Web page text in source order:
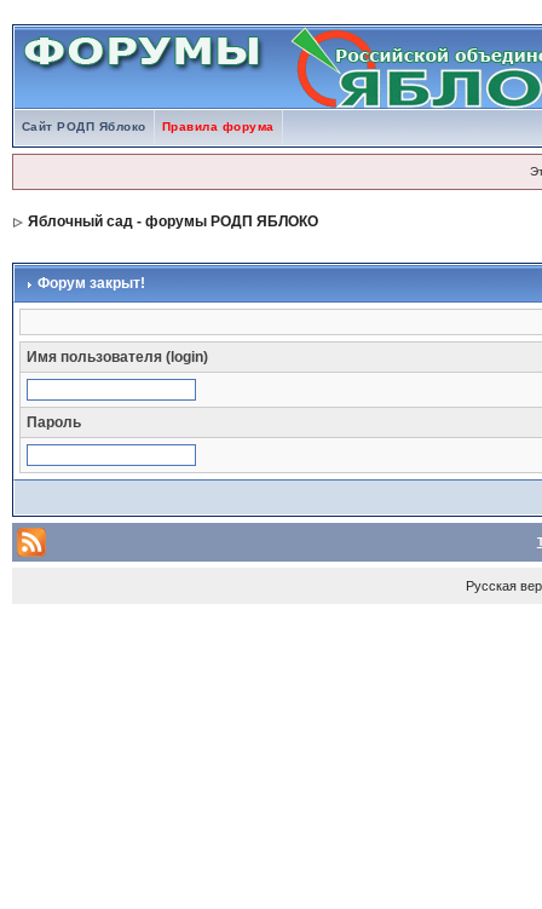
Сайт РОДП Яблоко Правила форума
Яблочный сад - форумы РОДП ЯБЛОКО
Форум закрыт!
Имя пользователя (login)
Пароль
Русская